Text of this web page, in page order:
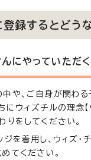
登録するとどう
にやっていただく
や、ご自身が関わ
にウィズチルの理念
りをしてください。
ジを着用し、ウィズ
てください。